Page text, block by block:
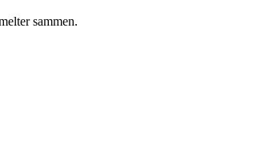
sammen.